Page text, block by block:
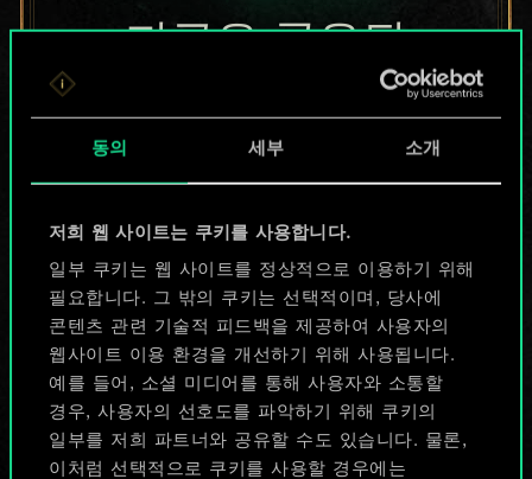
동의 세부 소개
저희 웹 사이트는 쿠키를 사용합니다.
일부 쿠키는 웹 사이트를 정상적으로 이용하기 위해
필요합니다. 그 밖의 쿠키는 선택적이며, 당사에
콘텐츠 관련 기술적 피드백을 제공하여 사용자의
웹사이트 이용 환경을 개선하기 위해 사용됩니다.
예를 들어, 소셜 미디어를 통해 사용자와 소통할
경우, 사용자의 선호도를 파악하기 위해 쿠키의
일부를 저희 파트너와 공유할 수도 있습니다. 물론,
이처럼 선택적으로 쿠키를 사용할 경우에는
지금은 공유된
카드들에 지나지
않지만
무궁무진한
가능성을 가지고
있습니다!
덱 이름 짓기 & 가이드 작성하기
덱 편집